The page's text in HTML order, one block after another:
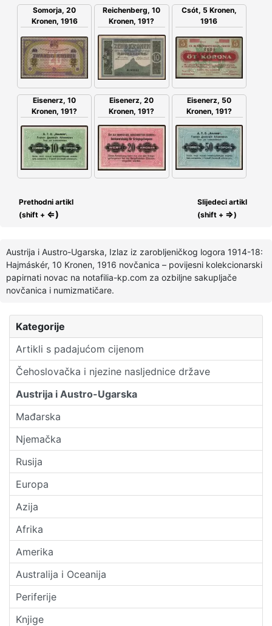
Kategorije
Artikli s padajućom cijenom
Čehoslovačka i njezine nasljednice države
Austrija i Austro-Ugarska
Mađarska
Njemačka
Rusija
Europa
Azija
Afrika
Amerika
Australija i Oceanija
Periferije
Knjige
Somorja, 20
Kronen, 1916
Reichenberg, 10
Kronen, 191?
Csót, 5 Kronen,
1916
Eisenerz, 10
Kronen, 191?
Eisenerz, 20
Kronen, 191?
Eisenerz, 50
Kronen, 191?
Prethodni artikl
(shift + ⇐)
Slijedeci artikl
(shift + ⇒)
Austrija i Austro-Ugarska, Izlaz iz zarobljeničkog logora 1914-18:
Hajmáskér, 10 Kronen, 1916 novčanica – povijesni kolekcionarski
papirnati novac na notafilia-kp.com za ozbiljne sakupljače
novčanica i numizmatičare.